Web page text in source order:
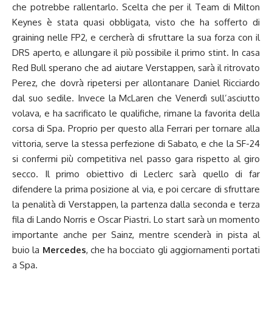
che potrebbe rallentarlo. Scelta che per il Team di Milton
Keynes è stata quasi obbligata, visto che ha sofferto di
graining nelle FP2, e cercherà di sfruttare la sua forza con il
DRS aperto, e allungare il più possibile il primo stint. In casa
Red Bull sperano che ad aiutare Verstappen, sarà il ritrovato
Perez, che dovrà ripetersi per allontanare Daniel Ricciardo
dal suo sedile. Invece la McLaren che Venerdì sull’asciutto
volava, e ha sacrificato le qualifiche, rimane la favorita della
corsa di Spa. Proprio per questo alla Ferrari per tornare alla
vittoria, serve la stessa perfezione di Sabato, e che la SF-24
si confermi più competitiva nel passo gara rispetto al giro
secco. Il primo obiettivo di Leclerc sarà quello di far
difendere la prima posizione al via, e poi cercare di sfruttare
la penalità di Verstappen, la partenza dalla seconda e terza
fila di Lando Norris e Oscar Piastri. Lo start sarà un momento
importante anche per Sainz, mentre scenderà in pista al
buio la Mercedes, che ha bocciato gli aggiornamenti portati
a Spa.